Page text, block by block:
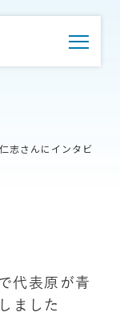
志さんにインタビ
代表原が青
ました